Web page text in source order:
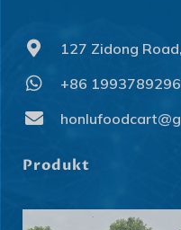
127 Zidong
+86
Produkt